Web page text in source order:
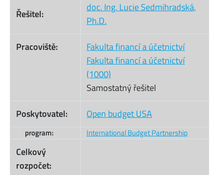
Řešitel:
doc. Ing. Lucie Sedmihradská,
Ph.D.
Pracoviště:
Fakulta financí a účetnictví
Fakulta financí a účetnictví
(1000)
Samostatný řešitel
Poskytovatel:
Open budget USA
program: International Budget Partnership
Celkový
rozpočet: